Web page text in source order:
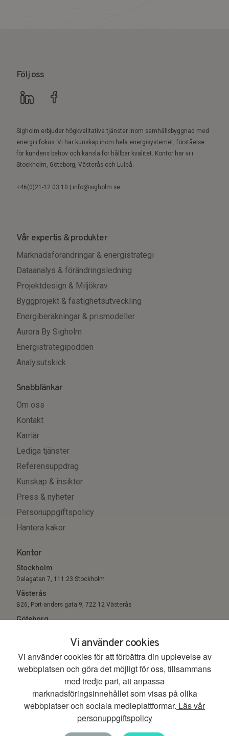
Vi använder cookies
Vi använder cookies för att förbättra din upplevelse av
webbplatsen och göra det möjligt för oss, tillsammans
med tredje part, att anpassa
marknadsföringsinnehållet som visas på olika
webbplatser och sociala medieplattformar. Läs vår
personuppgiftspolicy
Följ oss
Sigholm erbjuder högkvalitativa tjänster inom samhällsbyggnad med
energi i fokus. Vi har kunskap inom hela energisystemet, förståelse
för kundens behov och känsla för hållbar kvalitet. Kontor har vi i
Stockholm, Göteborg, Västerås och Luleå.
+46(0)21-12 03 10 | info@sigholm.se
Vår expertis & produkter
Marknadsförändringar & energistrategi
Dataanalys & förändringsledning
Projektdesign & Miljökrav
Byggprojekt & fastighetsutveckling
Energiberäkningar & prismodeller
Aurora By Sigholm
Energistrategipodden
Analysutskick
Snabblänkar
Om oss
Kontakt
Karriär
Lediga tjänster
Referensuppdrag
Kunskap & insikter
Press & nyheter
Personuppgiftspolicy
Hantera kakor
Kontor
Stockholm
Dalagatan 7, 111 23 Stockholm
Västerås
B26, Port-anders gata 9, 722 12 Västerås
Göteborg
© 2026. All Rights Reserved.